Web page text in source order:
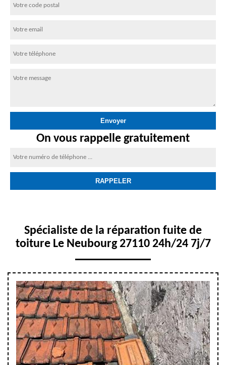
On vous rappelle gratuitement
Spécialiste de la réparation fuite de
toiture Le Neubourg 27110 24h/24 7j/7